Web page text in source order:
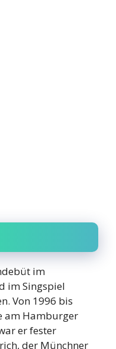
im
im Singspiel
Von 1996 bis
am Hamburger
er fester
der Münchner